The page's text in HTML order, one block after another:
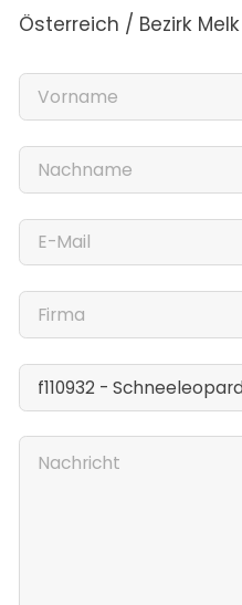
Österreich / Bezirk Melk